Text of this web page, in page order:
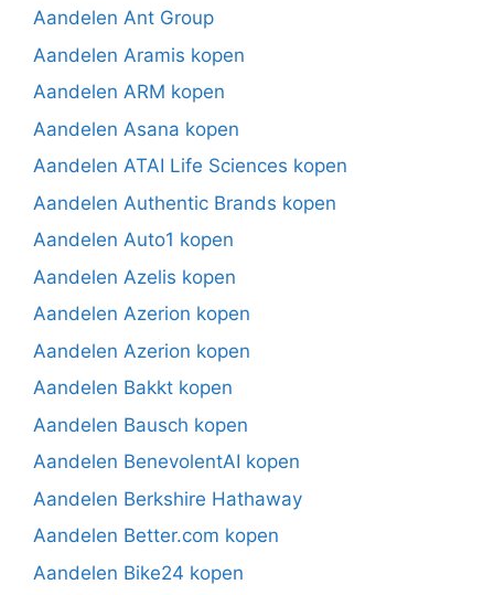
Aandelen Ant Group
Aandelen Aramis kopen
Aandelen ARM kopen
Aandelen Asana kopen
Aandelen ATAI Life Sciences kopen
Aandelen Authentic Brands kopen
Aandelen Auto1 kopen
Aandelen Azelis kopen
Aandelen Azerion kopen
Aandelen Azerion kopen
Aandelen Bakkt kopen
Aandelen Bausch kopen
Aandelen BenevolentAI kopen
Aandelen Berkshire Hathaway
Aandelen Better.com kopen
Aandelen Bike24 kopen